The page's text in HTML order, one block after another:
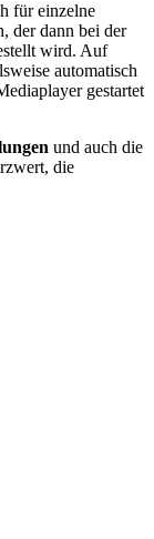
für einzelne
der dann bei der
wird. Auf
automatisch
gestartet
und auch die
die